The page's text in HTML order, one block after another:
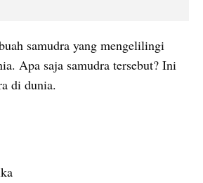
samudra yang mengelilingi
Apa saja samudra tersebut? Ini
di dunia.